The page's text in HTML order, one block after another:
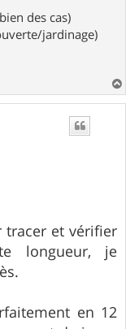
des cas)
jardinage)
a
tracer et vérifier
longueur, je
en 12